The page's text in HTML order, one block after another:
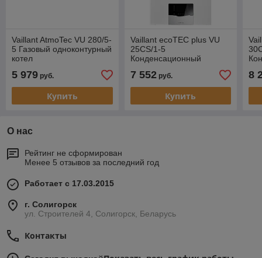
Vaillant AtmoTec VU 280/5-
5 Газовый одноконтурный
котел
5 979 руб.
Купить
Vaillant ecoTEC plus VU
25CS/1-5
Конденсационный
7 552руб.
Купить
8
О нас
Рейтинг не сформирован
Менее 5 отзывов за последний год
Работает с 17.03.2015
г. Солигорск
ул. Строителей 4, Солигорск, Беларусь
Контакты